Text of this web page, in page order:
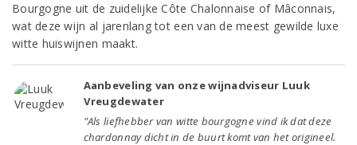
Bourgogne uit de zuidelijke Côte Chalonnaise of Mâconnais,
wat deze wijn al jarenlang tot een van de meest gewilde luxe
witte huiswijnen maakt.
Aanbeveling van onze wijnadviseur Luuk
Vreugdewater
"Als liefhebber van witte bourgogne vind ik dat deze
chardonnay dicht in de buurt komt van het origineel.